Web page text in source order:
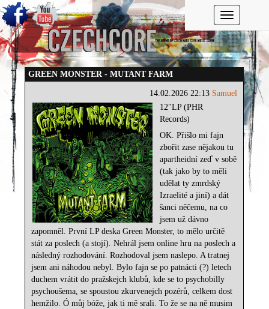
Toggle
GREEN MONSTER - MUTANT FARM
14.02.2026 22:13 Samuel
12"LP (PHR
Records)
OK. Přišlo mi fajn
zbořit zase nějakou tu
apartheidní zeď v sobě
(tak jako by to měli
udělat ty zmrdský
Izraelité a jiní) a dát
šanci něčemu, na co
jsem už dávno
zapomněl. První LP deska Green Monster, to mělo určitě
stát za poslech (a stojí). Nehrál jsem online hru na poslech a
následný rozhodování. Rozhodoval jsem naslepo. A tratnej
jsem ani náhodou nebyl. Bylo fajn se po patnácti (?) letech
duchem vrátit do pražskejch klubů, kde se to psychobilly
psychoušema, se spoustou zkurvenejch pozérů, celkem dost
hemžilo. Ó můj bóže, jak ti mě srali. To že se na ně musim